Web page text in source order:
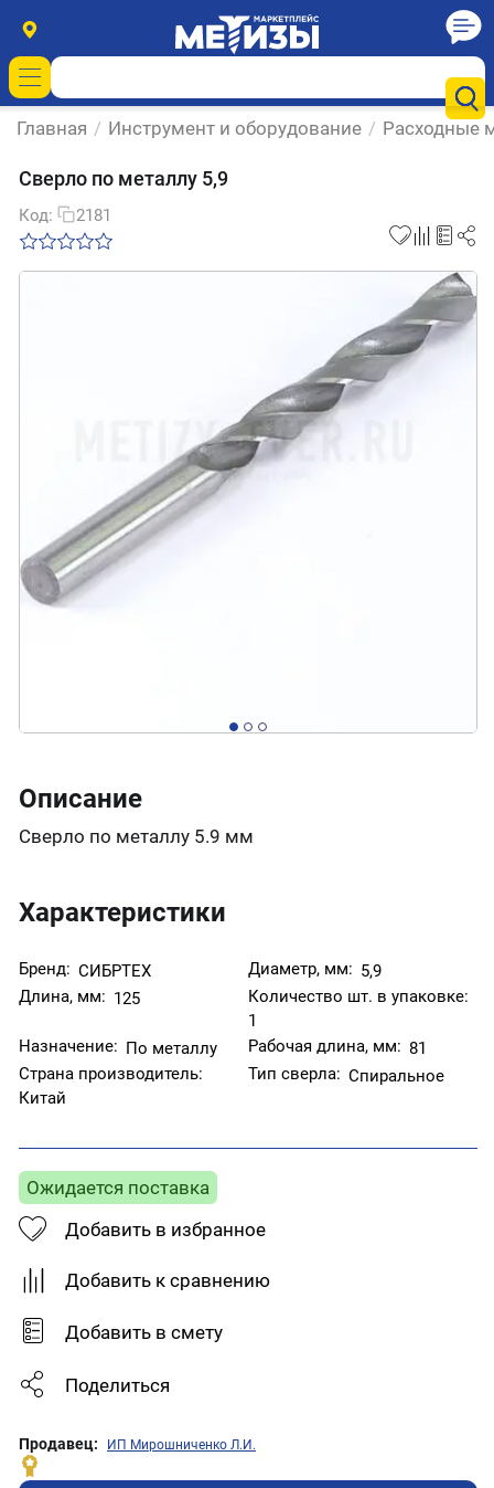
Главная / Инструмент и оборудование / Расходные
Сверло по металлу 5,9
Код: 2181
Описание
Сверло по металлу 5.9 мм
Характеристики
Бренд: СИБРТЕХ Диаметр, мм: 5,9
Длина, мм: 125
Количество шт. в упаковке:
1
Назначение: По металлу Рабочая длина, мм: 81
Страна производитель:
Китай
Тип сверла: Спиральное
Ожидается поставка
Добавить в избранное
Добавить к сравнению
Добавить в смету
Поделиться
Продавец: ИП Мирошниченко Л.И.